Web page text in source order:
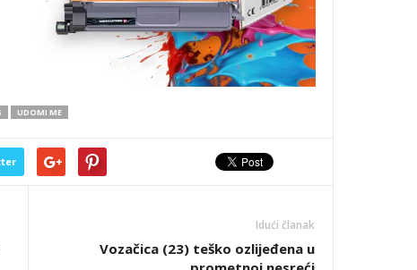
UDOMI ME
Idući članak
Vozačica (23) teško ozlijeđena u